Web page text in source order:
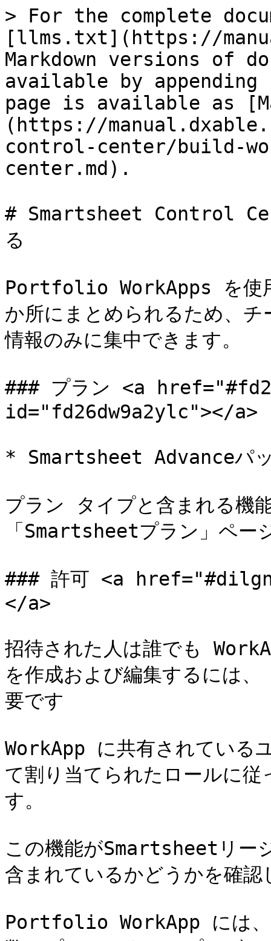
> For the complete
[llms.txt](https://
Markdown versions of
available by
page is available as
(https://
control-center/build-
center.md).
# Smartsheet Control
る
Portfolio WorkApps を使
か所にまとめられるため、
情報のみに集中できます。
### プラン <a
id="fd26dw9a2ylc"></a>
* Smartsheet Advanceパ
プラン タイプと含まれる機
「Smartsheetプラン」ペー
### 許可 <a
</a>
招待された人は誰でも
を作成および編集するには
要です
WorkApp に共有されている
て割り当てられたロールに
す。
この機能がSmartsheetリ
含まれているかどうかを確認
Portfolio WorkApp には、